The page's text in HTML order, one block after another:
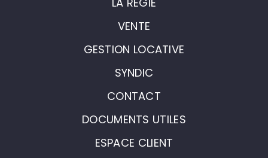
VENTE
GESTION LOCATIVE
SYNDIC
CONTACT
DOCUMENTS UTILES
ESPACE CLIENT